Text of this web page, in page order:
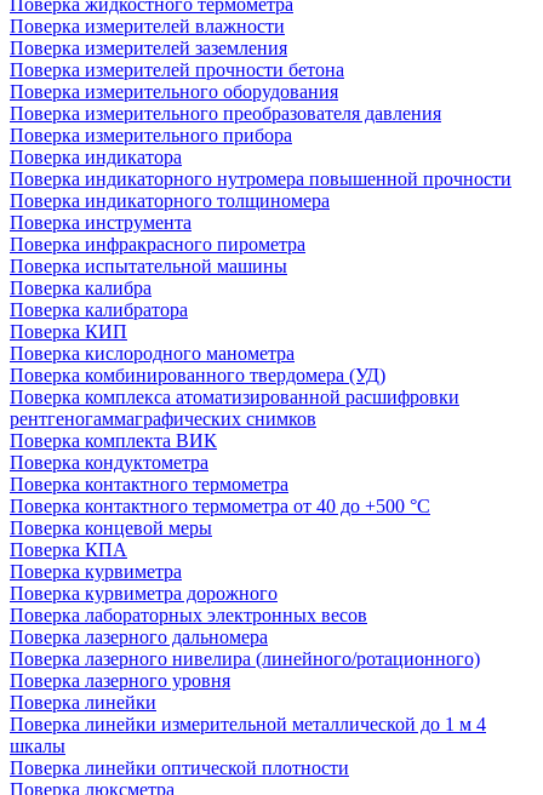
Поверка жидкостного термометра
Поверка измерителей влажности
Поверка измерителей заземления
Поверка измерителей прочности бетона
Поверка измерительного оборудования
Поверка измерительного преобразователя давления
Поверка измерительного прибора
Поверка индикатора
Поверка индикаторного нутромера повышенной прочности
Поверка индикаторного толщиномера
Поверка инструмента
Поверка инфракрасного пирометра
Поверка испытательной машины
Поверка калибра
Поверка калибратора
Поверка КИП
Поверка кислородного манометра
Поверка комбинированного твердомера (УД)
Поверка комплекса атоматизированной расшифровки
рентгеногаммаграфических снимков
Поверка комплекта ВИК
Поверка кондуктометра
Поверка контактного термометра
Поверка контактного термометра от 40 до +500 °С
Поверка концевой меры
Поверка КПА
Поверка курвиметра
Поверка курвиметра дорожного
Поверка лабораторных электронных весов
Поверка лазерного дальномера
Поверка лазерного нивелира (линейного/ротационного)
Поверка лазерного уровня
Поверка линейки
Поверка линейки измерительной металлической до 1 м 4
шкалы
Поверка линейки оптической плотности
Поверка люксметра